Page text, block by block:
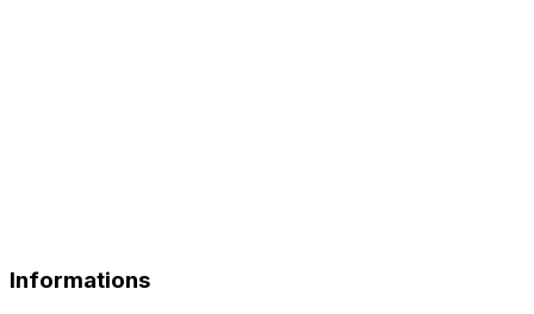
Informations